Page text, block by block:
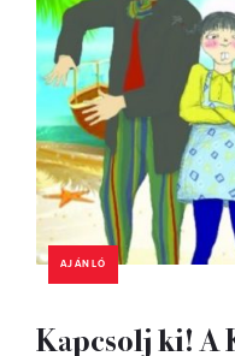
AJÁNLÓ
Kapcsolj ki! A